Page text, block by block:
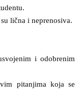
lična i neprenosiva.
i odobrenim
pitanjima koja se